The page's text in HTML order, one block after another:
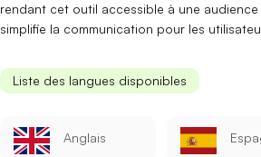
Adresse mail
rendant cet outil accessible à une
simplifie la communication pour les
Liste des langues disponibles
Anglais